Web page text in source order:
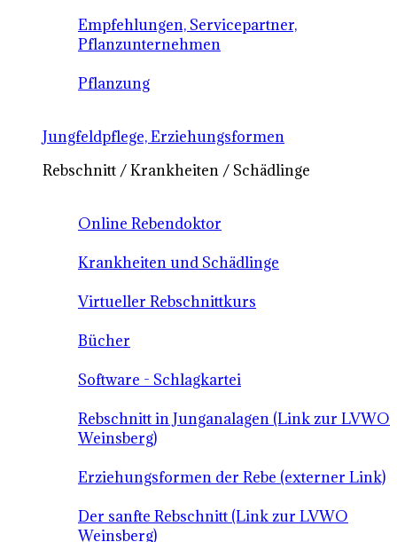
Empfehlungen, Servicepartner,
Pflanzunternehmen
Pflanzung
Jungfeldpflege, Erziehungsformen
Rebschnitt / Krankheiten / Schädlinge
Online Rebendoktor
Krankheiten und Schädlinge
Virtueller Rebschnittkurs
Bücher
Software - Schlagkartei
Rebschnitt in Junganalagen (Link zur LVWO
Weinsberg)
Erziehungsformen der Rebe (externer Link)
Der sanfte Rebschnitt (Link zur LVWO
Weinsberg)